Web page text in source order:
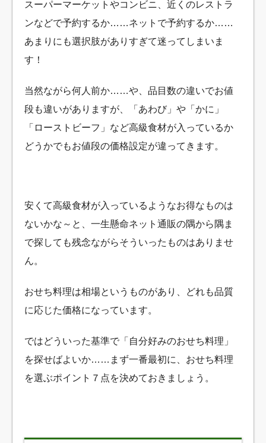
スーパーマーケットやコンビニ、近くのレストラ
ンなどで予約するか……ネットで予約するか……
あまりにも選択肢がありすぎて迷ってしまいま
す！
当然ながら何人前か……や、品目数の違いでお値
段も違いがありますが、「あわび」や「かに」
「ローストビーフ」など高級食材が入っているか
どうかでもお値段の価格設定が違ってきます。
安くて高級食材が入っているようなお得なものは
ないかな～と、一生懸命ネット通販の隅から隅ま
で探しても残念ながらそういったものはありませ
ん。
おせち料理は相場というものがあり、どれも品質
に応じた価格になっています。
ではどういった基準で「自分好みのおせち料理」
を探せばよいか……まず一番最初に、おせち料理
を選ぶポイント７点を決めておきましょう。